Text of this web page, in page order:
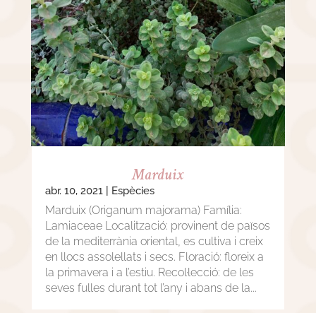
Marduix
abr. 10, 2021| Espècies
Marduix (Origanum majorama) Família:
Lamiaceae Localització: provinent de països
de la mediterrània oriental, es cultiva i creix
en llocs assolellats i secs. Floració: floreix a
la primavera i a l’estiu. Recol·lecció: de les
seves fulles durant tot l’any i abans de la...